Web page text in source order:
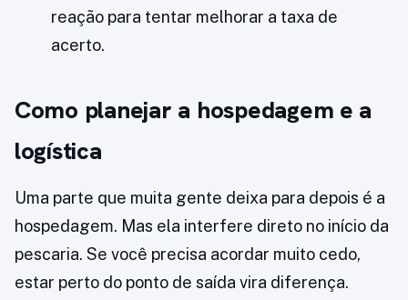
reação para tentar melhorar a taxa de
acerto.
Como planejar a hospedagem e a
logística
Uma parte que muita gente deixa para depois é a
hospedagem. Mas ela interfere direto no início da
pescaria. Se você precisa acordar muito cedo,
estar perto do ponto de saída vira diferença.